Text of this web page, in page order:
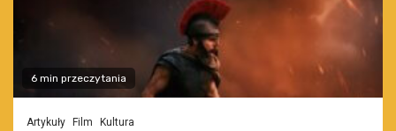
6 min przeczytania
Artykuły Film Kultura